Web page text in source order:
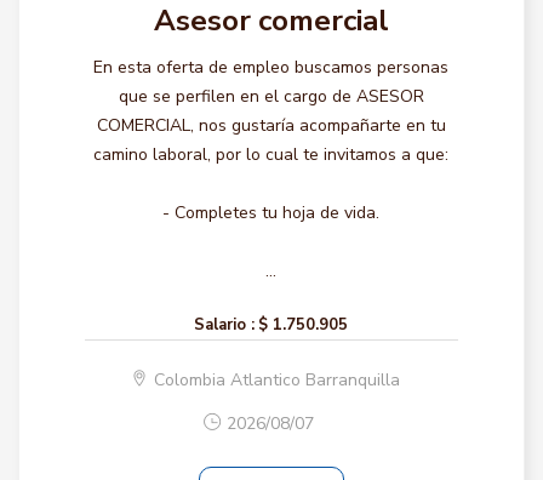
Asesor comercial
En esta oferta de empleo buscamos personas
que se perfilen en el cargo de ASESOR
COMERCIAL, nos gustaría acompañarte en tu
camino laboral, por lo cual te invitamos a que:
- Completes tu hoja de vida.
...
Salario : $ 1.750.905
Colombia Atlantico Barranquilla
2026/08/07